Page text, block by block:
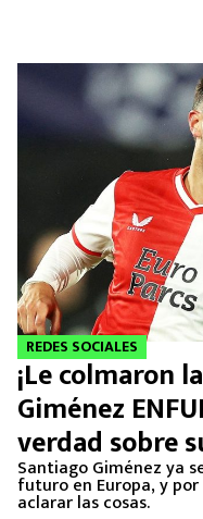
REDES SOCIALES
¡Le colmaron
Giménez
verdad sobre
Santiago Giménez ya
futuro en Europa, y
aclarar las cosas.